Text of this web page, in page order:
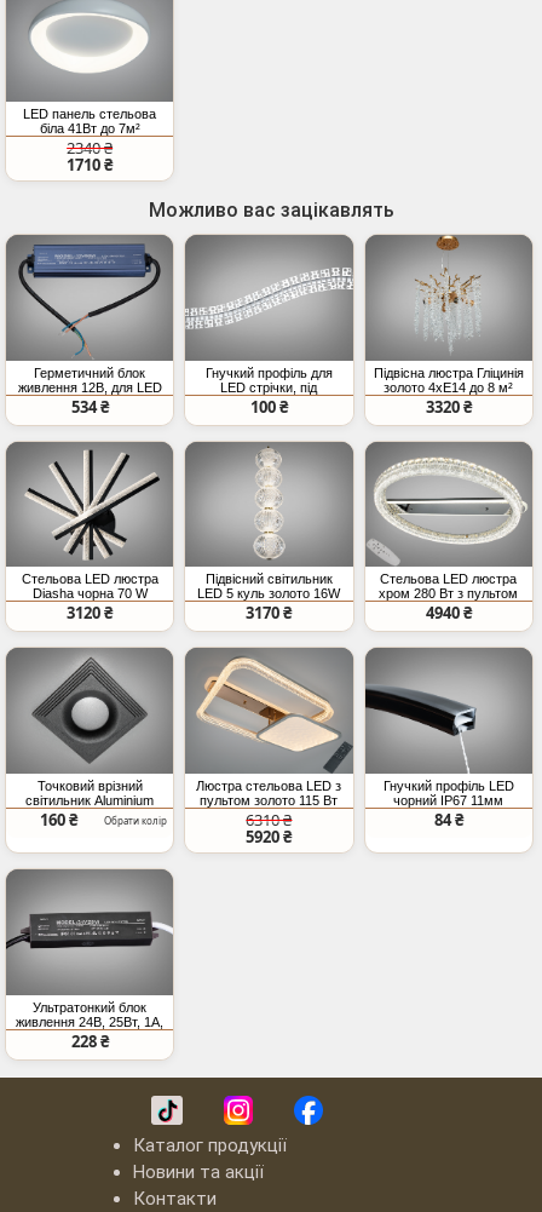
LED панель стельова
біла 41Вт до 7м²
2340 ₴
1710 ₴
Можливо вас зацікавлять
Герметичний блок
живлення 12В, для LED
стрічки, 80Вт, 6,66А
534 ₴
Гнучкий профіль для
LED стрічки, під
штукатурку (ціна за 3
метри)
100 ₴
Підвісна люстра Гліцинія
золото 4xE14 до 8 м²
3320 ₴
Стельова LED люстра
Diasha чорна 70 W
3120 ₴
Підвісний світильник
LED 5 куль золото 16W
CCT
3170 ₴
Стельова LED люстра
хром 280 Вт з пультом
4940 ₴
Точковий врізний
світильник Aluminium
чорний MR16 IP20
160 ₴ Обрати колір
Люстра стельова LED з
пультом золото 115 Вт
20 м²
6310 ₴
5920 ₴
Гнучкий профіль LED
чорний IP67 11мм
двокамерний (ціна за 1
метр)
84 ₴
Ультратонкий блок
живлення 24В, 25Вт, 1А,
герметичний
228 ₴
Каталог продукції
Новини та акції
Контакти